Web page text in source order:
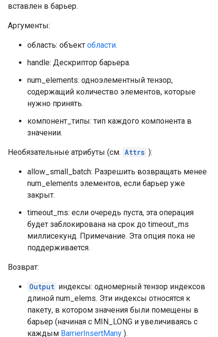
вставлен в барьер.
Аргументы:
область: объект области.
handle: Дескриптор барьера.
num_elements: одноэлементный тензор,
содержащий количество элементов, которые
нужно принять.
компонент_типы: тип каждого компонента в
значении.
Необязательные атрибуты (см. Attrs ):
allow_small_batch: Разрешить возвращать менее
num_elements элементов, если барьер уже
закрыт.
timeout_ms: если очередь пуста, эта операция
будет заблокирована на срок до timeout_ms
миллисекунд. Примечание. Эта опция пока не
поддерживается.
Возврат:
Output индексы: одномерный тензор индексов
длиной num_elems. Эти индексы относятся к
пакету, в котором значения были помещены в
барьер (начиная с MIN_LONG и увеличиваясь с
каждым BarrierInsertMany ).